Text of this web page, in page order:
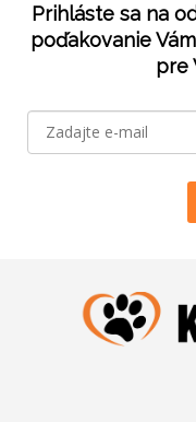
Prihláste sa na
poďakovanie
pre